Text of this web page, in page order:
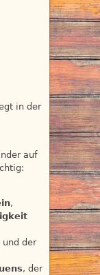
in der
auf
,
und der
, der